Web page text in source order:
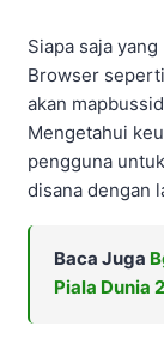
Siapa saja
Browser
akan
Mengetahui
pengguna
disana dengan
Baca Juga
Piala Dunia